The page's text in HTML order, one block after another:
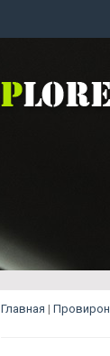
Главная | Провирон